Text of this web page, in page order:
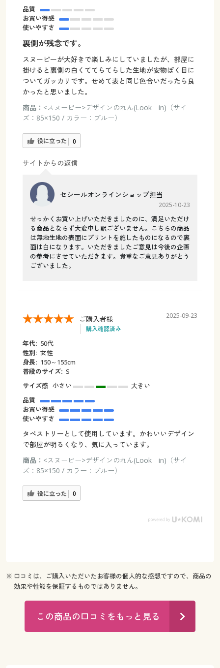
品質
お買い得感
使いやすさ
裏側が残念です。
スヌーピーが大好きで楽しみにしていましたが、部屋に
掛けると裏側の白くててらてらした生地が安物ぽく目に
ついてガッカリです。せめて表と同じ色合いだったら良
かったと思いました。
商品： <スヌーピー>デザインのれん(Look in)（サイ
ズ：85×150 / カラー：ブルー）
役に立った 0
サイトからの返信
セシールオンラインショップ担当
2025-10-23
せっかくお買い上げいただきましたのに、満足いただけ
る商品とならず大変申し訳ございません。こちらの商品
は無地生地の表面にプリントを施したものになるので裏
面は白になります。いただきましたご意見は今後の企画
の参考にさせていただきます。貴重なご意見ありがとう
ございました。
ご購入者様
購入確認済み
2025-09-23
年代: 50代
性別: 女性
身長: 150～155cm
普段のサイズ: S
サイズ感 小さい
大きい
品質
お買い得感
使いやすさ
タペストリーとして使用しています。かわいいデザイン
で部屋が明るくなり、気に入っています。
商品： <スヌーピー>デザインのれん(Look in)（サイ
ズ：85×150 / カラー：ブルー）
役に立った 0
※ 口コミは、ご購入いただいたお客様の個人的な感想ですので、商品の
効果や性能を保証するものではありません。
この商品の口コミをもっと見る